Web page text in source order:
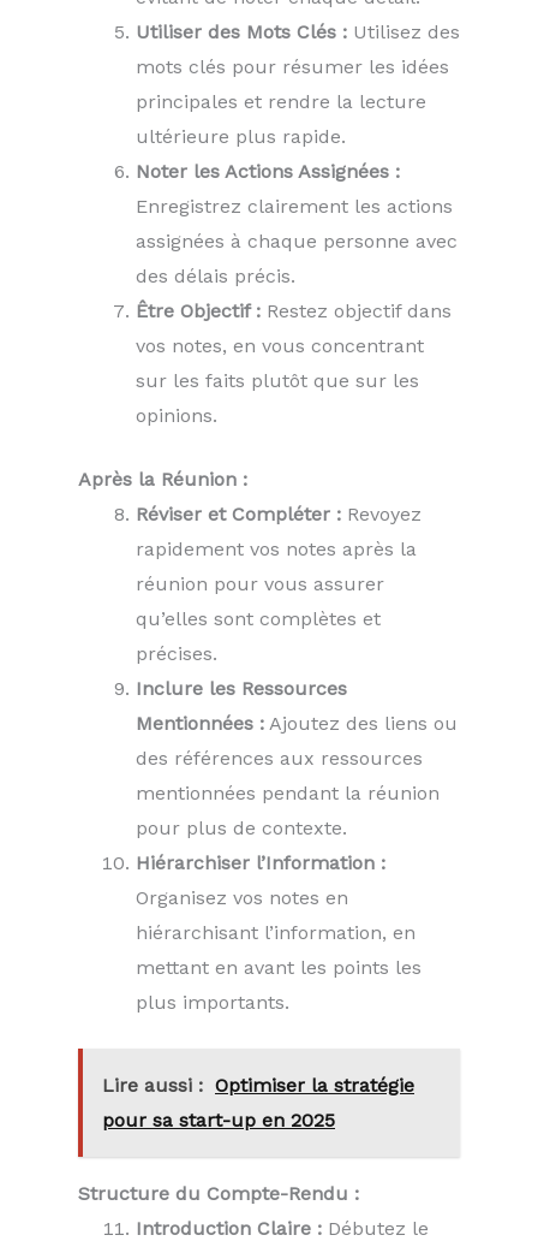
Utiliser des Mots Clés : Utilisez des
mots clés pour résumer les idées
principales et rendre la lecture
ultérieure plus rapide.
Noter les Actions Assignées :
Enregistrez clairement les actions
assignées à chaque personne avec
des délais précis.
Être Objectif : Restez objectif dans
vos notes, en vous concentrant
sur les faits plutôt que sur les
opinions.
Après la Réunion :
Réviser et Compléter : Revoyez
rapidement vos notes après la
réunion pour vous assurer
qu’elles sont complètes et
précises.
Inclure les Ressources
Mentionnées : Ajoutez des liens ou
des références aux ressources
mentionnées pendant la réunion
pour plus de contexte.
Hiérarchiser l’Information :
Organisez vos notes en
hiérarchisant l’information, en
mettant en avant les points les
plus importants.
Lire aussi : Optimiser la stratégie
pour sa start-up en 2025
Structure du Compte-Rendu :
Introduction Claire : Débutez le